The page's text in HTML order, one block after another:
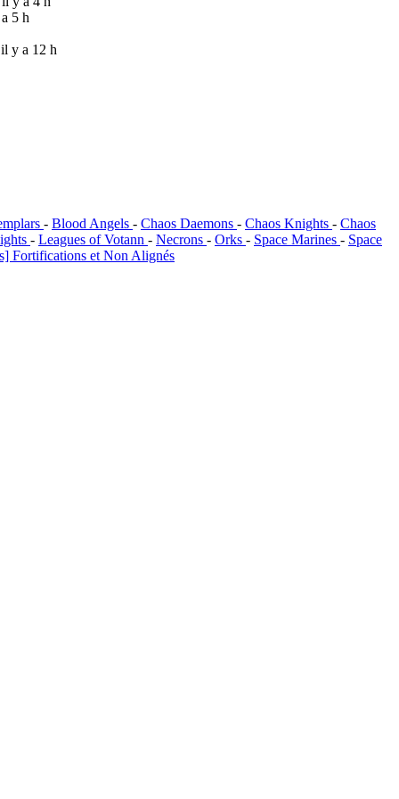
5 h
y a 12 h
- Blood Angels - Chaos Daemons - Chaos Knights - Chaos
- Leagues of Votann - Necrons - Orks - Space Marines - Space
Fortifications et Non Alignés